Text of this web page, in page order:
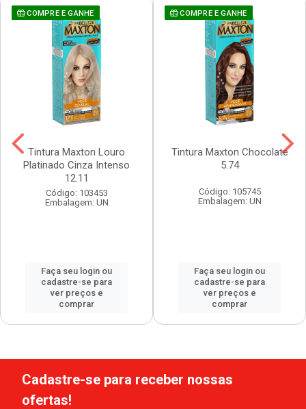
COMPRE E GANHE
Tintura Maxton Louro
Platinado Cinza Intenso
12.11
Código: 103453
Embalagem: UN
Faça seu login ou
cadastre-se para
ver preços e
comprar
COMPRE E GANHE
Tintura Maxton Chocolate
5.74
Código: 105745
Embalagem: UN
Faça seu login ou
cadastre-se para
ver preços e
comprar
Cadastre-se para receber nossas
ofertas!